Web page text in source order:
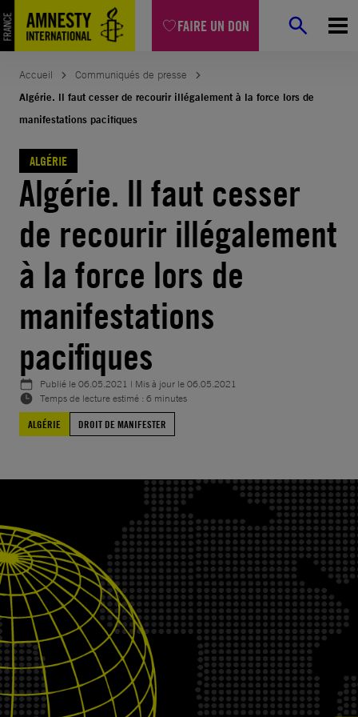
FAIRE UN DON
Aller
au
contenu
Accueil
Communiqués de presse
Algérie. ll faut cesser de recourir illégalement à la force lors de
manifestations pacifiques
ALGÉRIE
Algérie. ll faut cesser
de recourir illégalement
à la force lors de
manifestations
pacifiques
Publié le06.05.2021 | Mis à jour le06.05.2021
Temps de lecture estimé : 6 minutes
ALGÉRIE
DROIT DE MANIFESTER